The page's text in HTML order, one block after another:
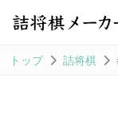
トップ 詰将棋